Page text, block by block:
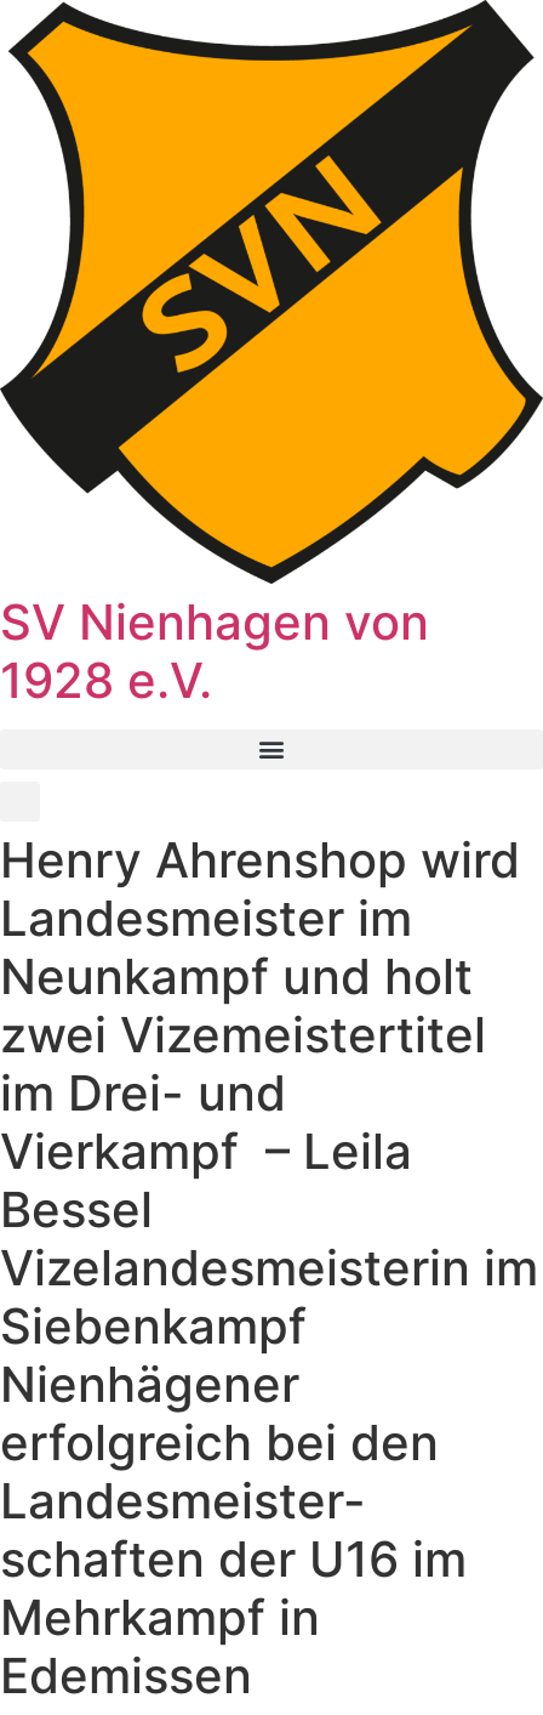
SV Nienhagen von
1928 e.V.
Henry Ahrenshop wird
Landesmeister im
Neunkampf und holt
zwei Vizemeistertitel
im Drei- und
Vierkampf – Leila
Bessel
Vizelandesmeisterin im
Siebenkampf
Nienhägener
erfolgreich bei den
Landesmeister-
schaften der U16 im
Mehrkampf in
Edemissen